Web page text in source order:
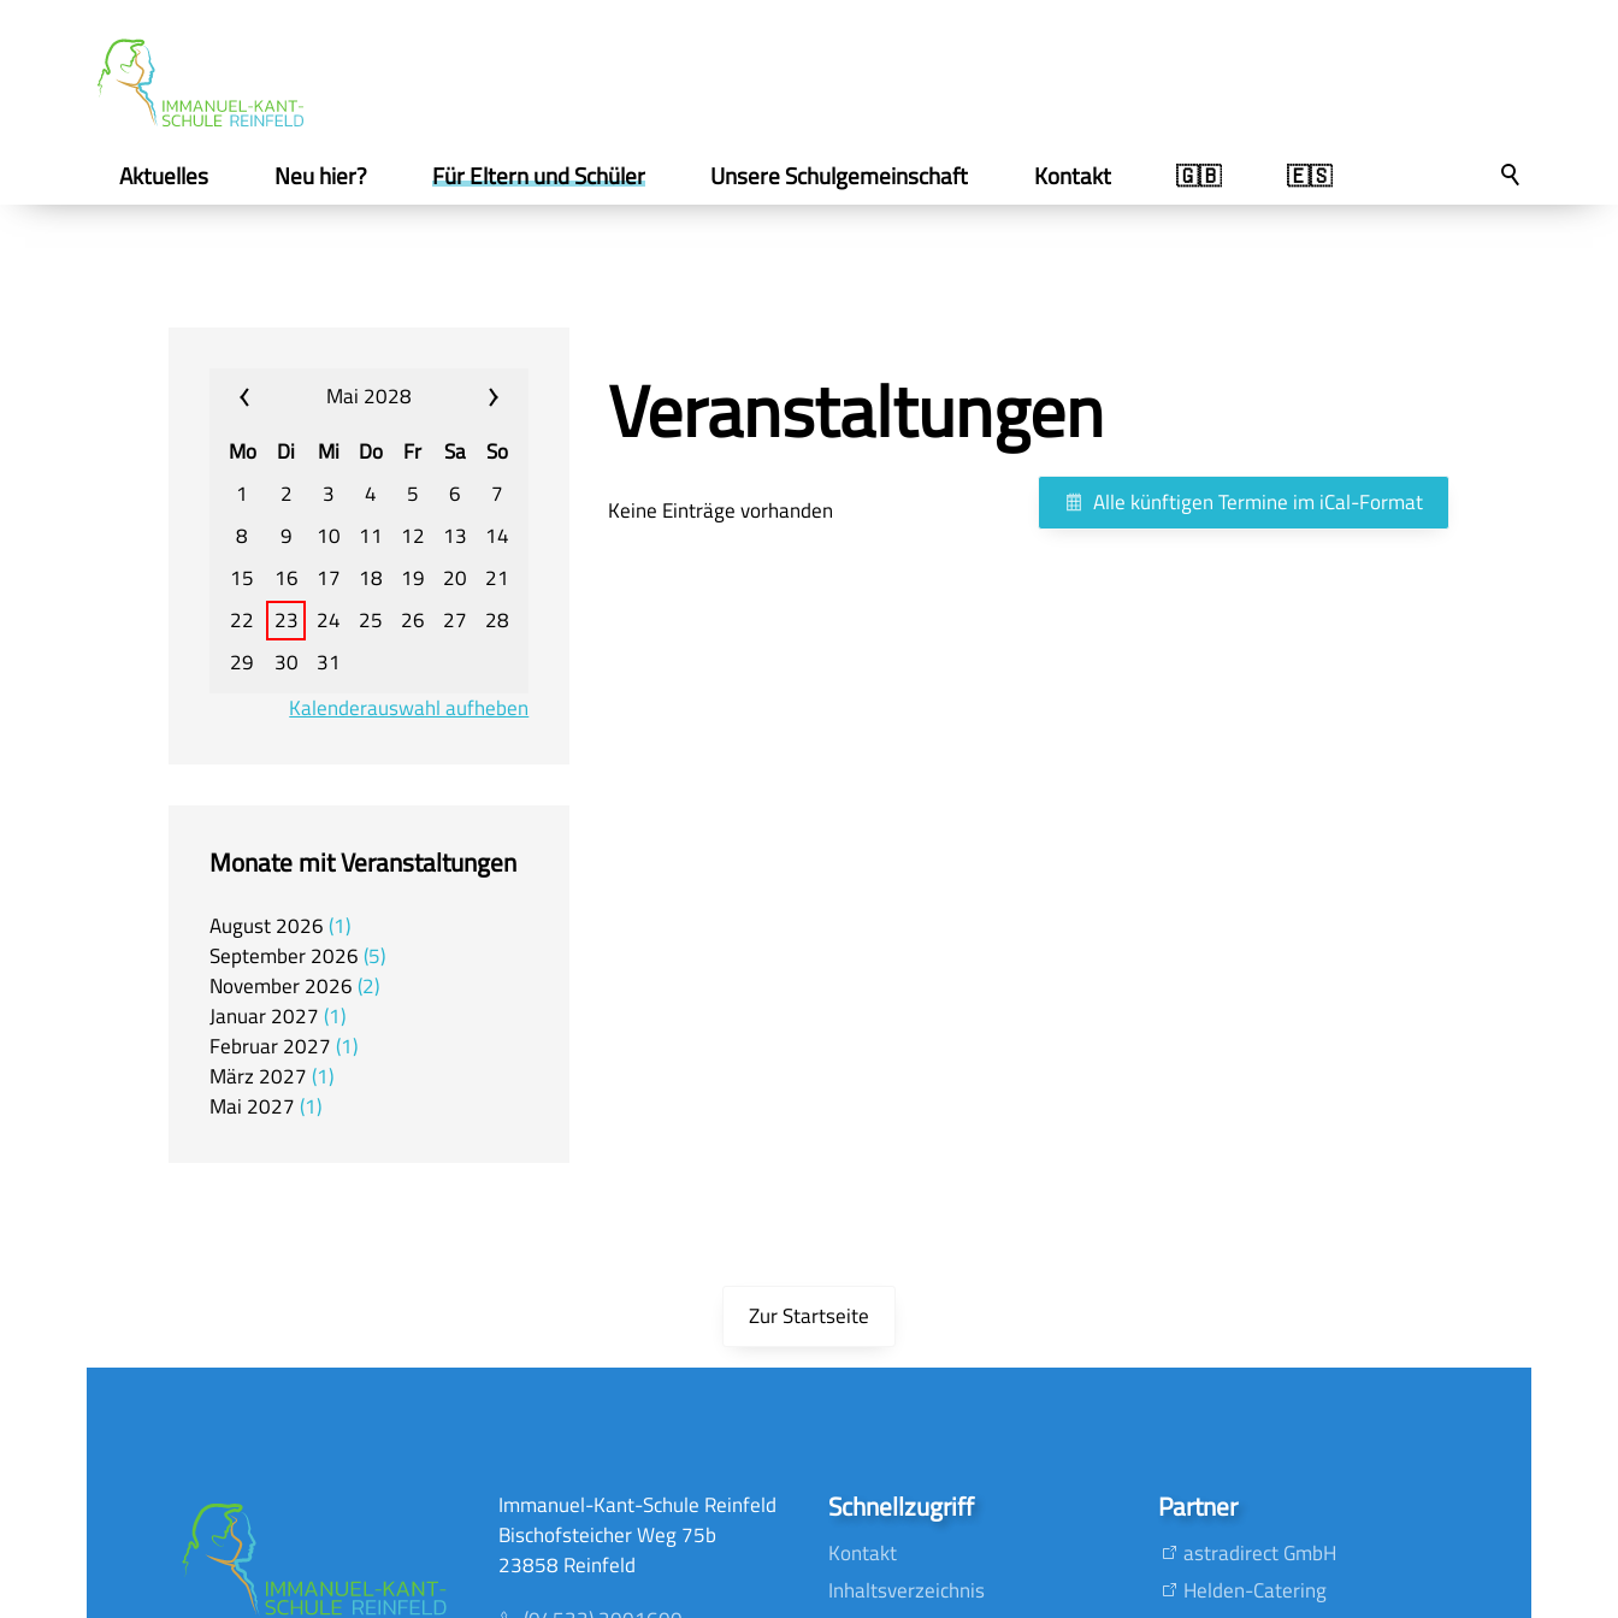
Aktuelles Neu hier? Für Eltern und Schüler Unsere Schulgemeinschaft Kontakt 🇬🇧 🇪🇸
Mai 2028
Mo
Di Mi Do Fr Sa
So
1
2 3 4 5 6
7
8
9 10 11 12 13
14
15
16 17 18 19 20
21
22
23 24 25 26 27
28
29
30
31
Kalenderauswahl aufheben
Monate mit Veranstaltungen
August2026 1
September2026 5
November2026 2
Januar2027 1
Februar2027 1
März 2027 1
Mai 2027 1
Veranstaltungen
Alle künftigen Termine im iCal-Format
Keine Einträge vorhanden
Zur Startseite
Immanuel-Kant-Schule Reinfeld
Bischofsteicher Weg 75b
23858 Reinfeld
Schnellzugriff
Kontakt
Inhaltsverzeichnis
Partner
astradirect GmbH
Helden-Catering